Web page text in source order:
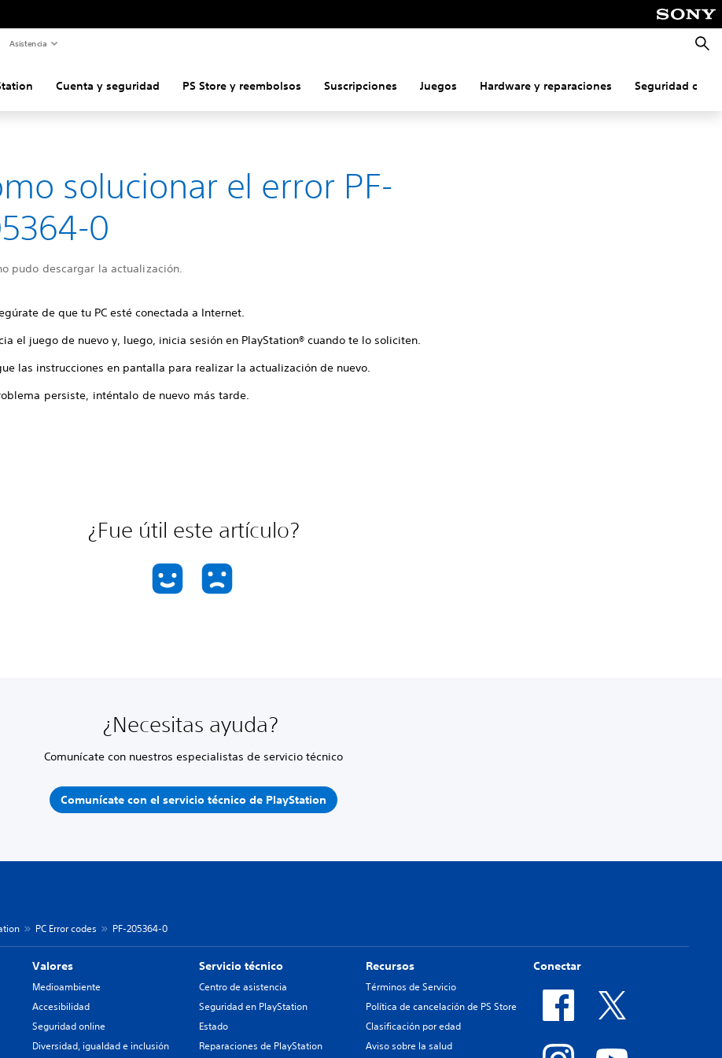
Asistencia
Cuenta y seguridad PS Store y reembolsos Suscripciones Juegos Hardware y reparaciones Seguridad
solucionar el error PF-
0
pudo descargar la actualización.
de que tu PC esté conectada a Internet.
el juego de nuevo y, luego, inicia sesión en PlayStation® cuando te lo soliciten.
las instrucciones en pantalla para realizar la actualización de nuevo.
persiste, inténtalo de nuevo más tarde.
¿Fue útil este artículo?
¿Necesitas ayuda?
Comunícate con nuestros especialistas de servicio técnico
Comunícate con el servicio técnico de PlayStation
PC Error codes PF-205364-0
Valores
Medioambiente
Accesibilidad
Seguridad online
Diversidad, igualdad e inclusión
Servicio técnico
Centro de asistencia
Seguridad en PlayStation
Estado
Reparaciones de PlayStation
Recursos
Términos de Servicio
Política de cancelación de PS Store
Clasificación por edad
Aviso sobre la salud
Conectar